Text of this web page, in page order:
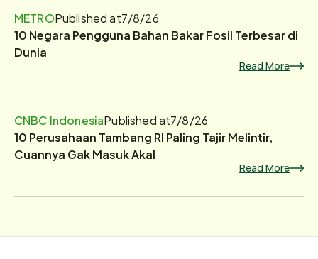
METROPublished at7/8/26
10 Negara Pengguna Bahan Bakar Fosil Terbesar di
Dunia
Read More
CNBC IndonesiaPublished at7/8/26
10 Perusahaan Tambang RI Paling Tajir Melintir,
Cuannya Gak Masuk Akal
Read More